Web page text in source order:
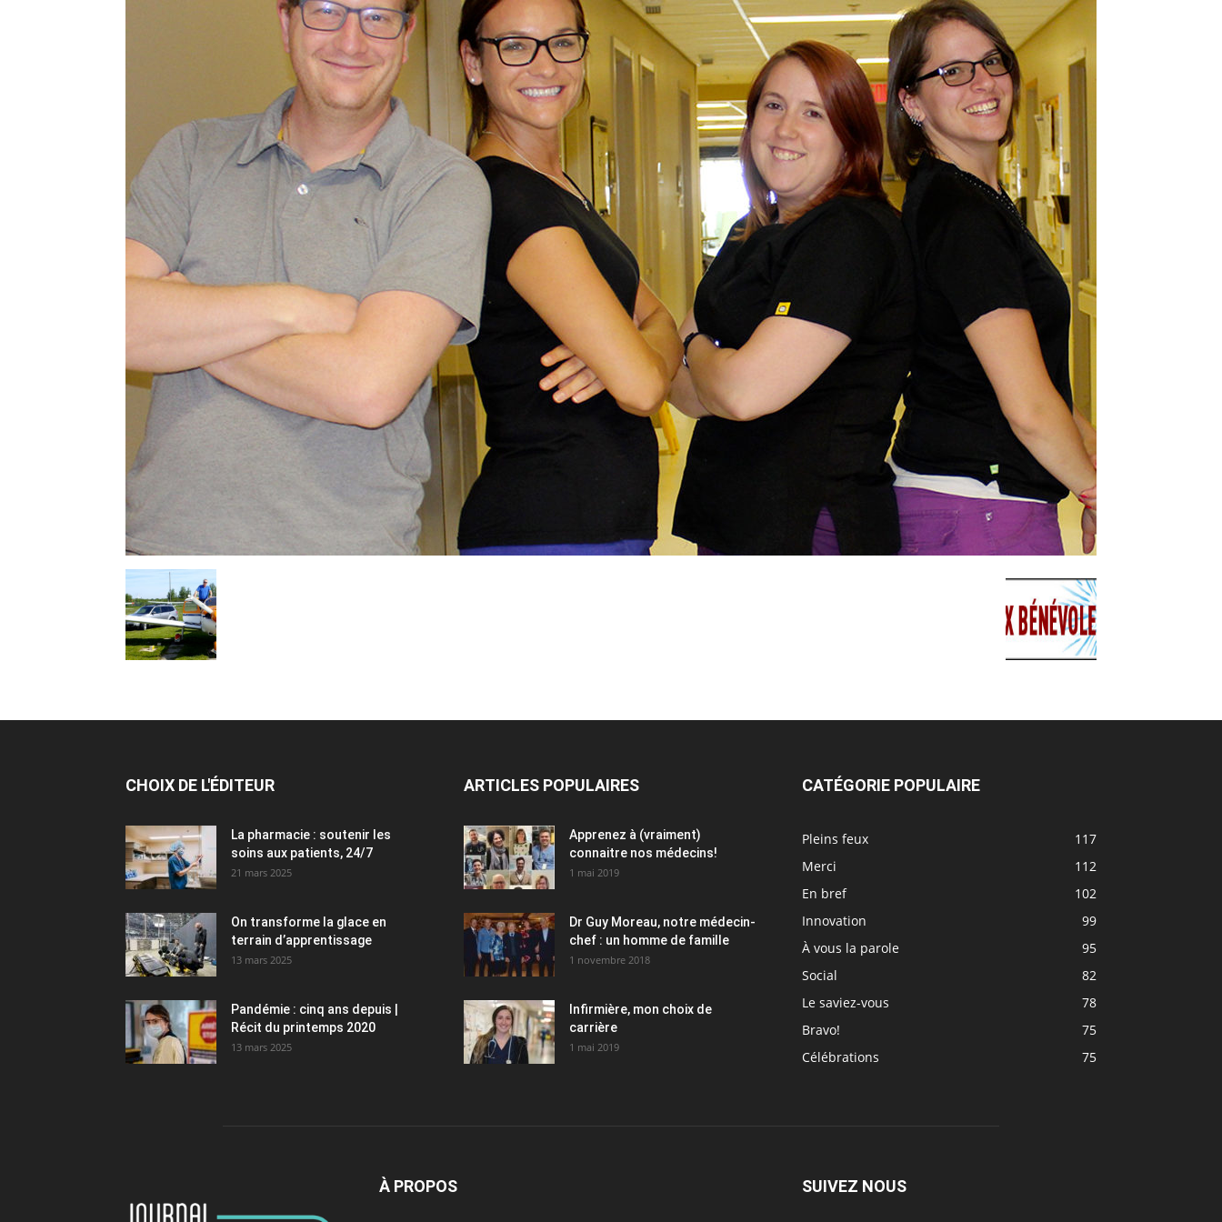
CHOIX DE L'ÉDITEUR
La pharmacie : soutenir les
soins aux patients, 24/7
21 mars 2025
On transforme la glace en
terrain d’apprentissage
13 mars 2025
Pandémie : cinq ans depuis |
Récit du printemps 2020
13 mars 2025
ARTICLES POPULAIRES
Apprenez à (vraiment)
connaitre nos médecins!
1 mai 2019
Dr Guy Moreau, notre médecin-
chef : un homme de famille
1 novembre 2018
Infirmière, mon choix de
carrière
1 mai 2019
CATÉGORIE POPULAIRE
Pleins feux
117
Merci
112
En bref
102
Innovation
99
À vous la parole
95
Social
82
Le saviez-vous
78
Bravo!
75
Célébrations
75
À PROPOS SUIVEZ NOUS